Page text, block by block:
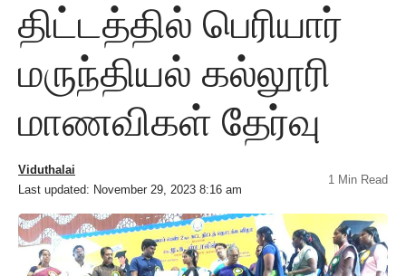
திட்டத்தில் பெரியார்
மருந்தியல் கல்லூரி
மாணவிகள் தேர்வு
Last updated: November 29, 2023 8:16 am
Viduthalai
1 Min Read